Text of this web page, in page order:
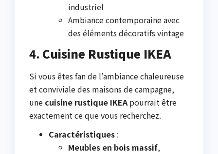
industriel
Ambiance contemporaine avec
des éléments décoratifs vintage
4. Cuisine Rustique IKEA
Si vous êtes fan de l’ambiance chaleureuse
et conviviale des maisons de campagne,
une cuisine rustique IKEA pourrait être
exactement ce que vous recherchez.
Caractéristiques :
Meubles en bois massif,